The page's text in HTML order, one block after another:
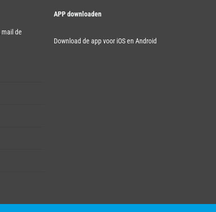
mail de
APP downloaden
Download de app voor iOS en Android